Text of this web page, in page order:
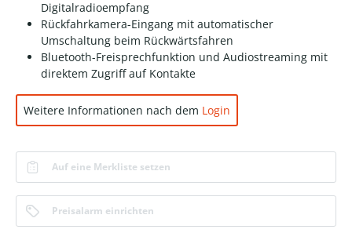
Digitalradioempfang
Rückfahrkamera-Eingang mit automatischer
Umschaltung beim Rückwärtsfahren
Bluetooth-Freisprechfunktion und Audiostreaming mit
direktem Zugriff auf Kontakte
Weitere Informationen nach dem Login
Auf eine Merkliste setzen
Preisalarm einrichten